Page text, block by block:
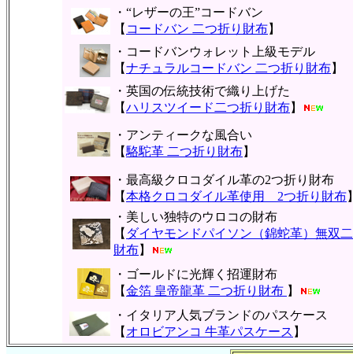
・“レザーの王”コードバン
【 コードバン 二つ折り財布】
・コードバンウォレット上級モデル
【ナチュラルコードバン 二つ折り財布】
・英国の伝統技術で織り上げた
【ハリスツイード二つ折り財布】
・アンティークな風合い
【駱駝革 二つ折り財布】
・最高級クロコダイル革の2つ折り財布
【本格クロコダイル革使用 2つ折り財布
・美しい独特のウロコの財布
【 ダイヤモンドパイソン（錦蛇革）無双
財布】
・ゴールドに光輝く招運財布
【金箔 皇帝龍革 二つ折り財布 】
・イタリア人気ブランドのパスケース
【 オロビアンコ 牛革パスケース 】